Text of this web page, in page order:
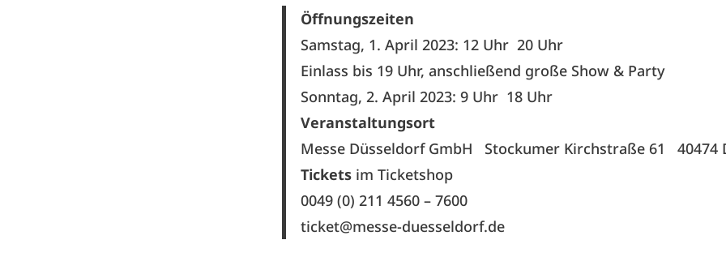
Öffnungszeiten
Samstag, 1. April 2023: 12 Uhr 20 Uhr
Einlass bis 19 Uhr, anschließend große Show & Party
Sonntag, 2. April 2023: 9 Uhr 18 Uhr
Veranstaltungsort
Messe Düsseldorf GmbH Stockumer Kirchstraße 61 40474
Tickets im Ticketshop
0049 (0) 211 4560 – 7600
ticket@messe-duesseldorf.de